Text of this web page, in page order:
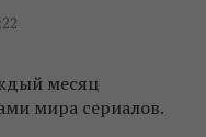
месяц
мира сериалов.